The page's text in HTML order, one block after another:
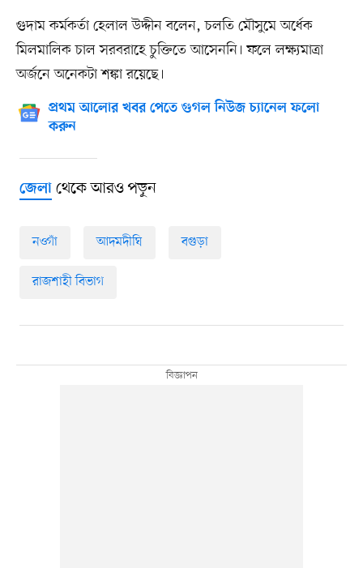
গুদাম কর্মকর্তা হেলাল উদ্দীন বলেন, চলতি মৌসুমে অর্ধেক
মিলমালিক চাল সরবরাহে চুক্তিতে আসেননি। ফলে লক্ষ্যমাত্রা
অর্জনে অনেকটা শঙ্কা রয়েছে।
প্রথম আলোর খবর পেতে গুগল নিউজ চ্যানেল ফলো
করুন
জেলাথেকে আরও পড়ুন
নওগাঁ আদমদীঘি বগুড়া
রাজশাহী বিভাগ